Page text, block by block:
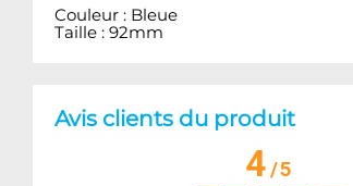
Couleur : Bleue
Taille : 92mm
Avis clients du produit
4/5